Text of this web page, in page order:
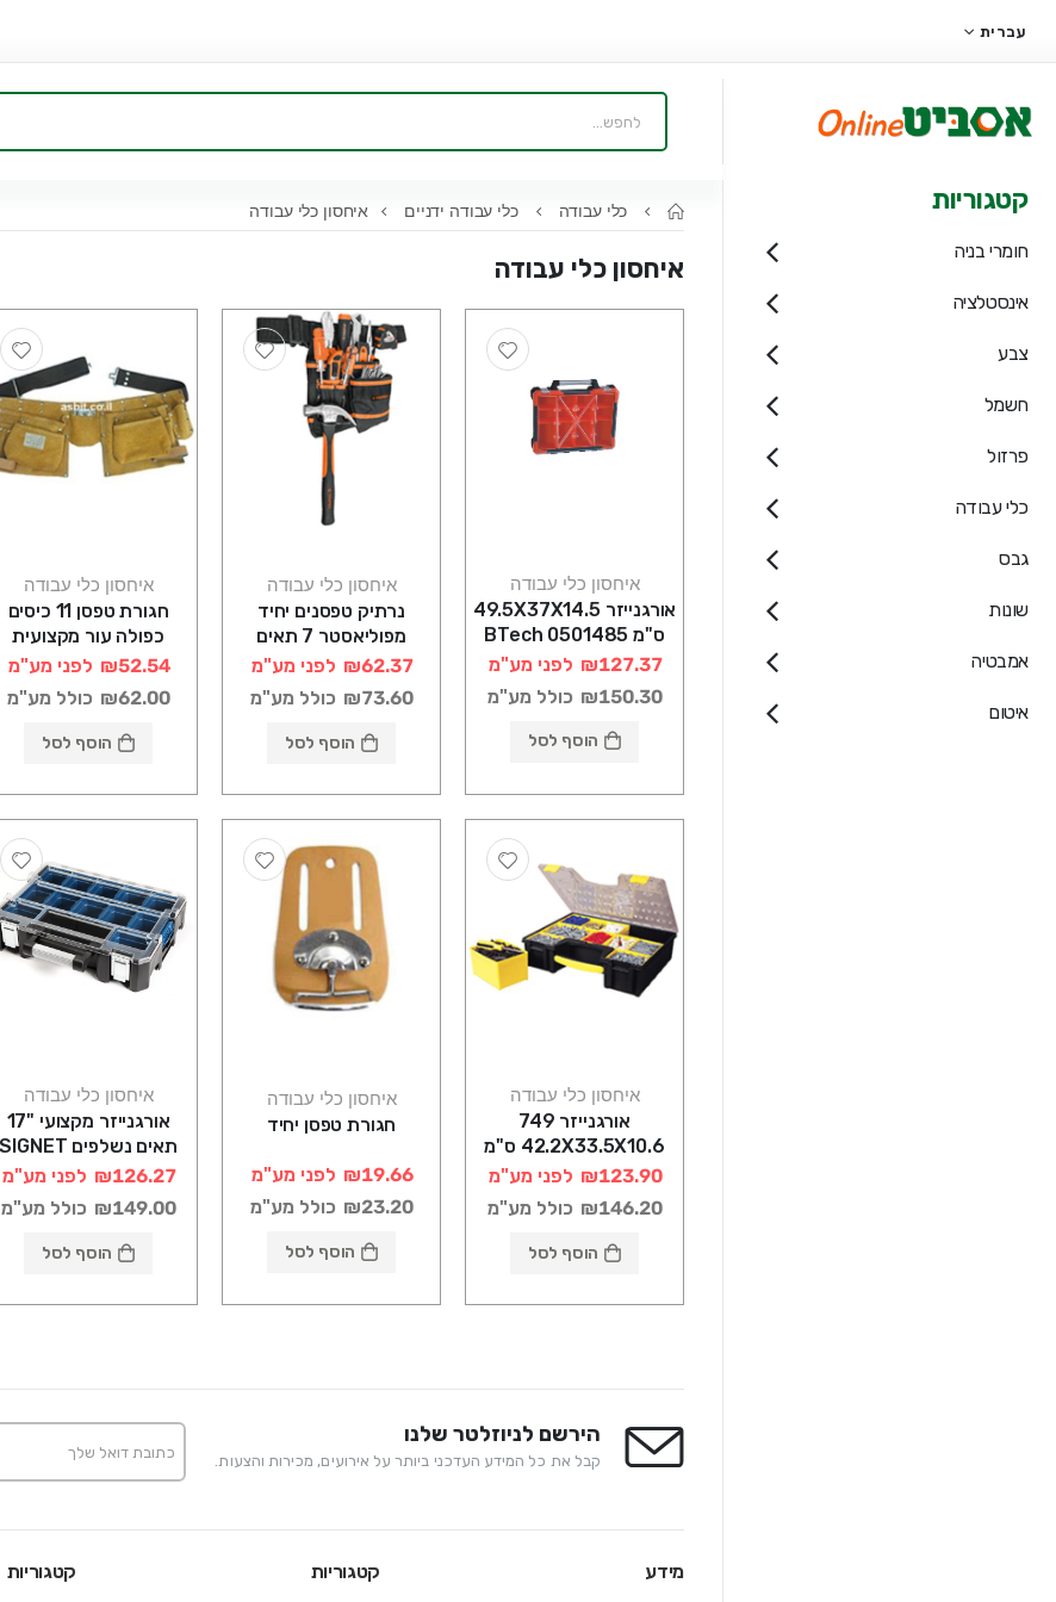
עברית
קטגוריות
חומרי בניה
אינסטלציה
צבע
חשמל
פרזול
כלי עבודה
גבס
שונות
אמבטיה
איטום
כלי עבודה כלי עבודה ידניים איחסון כלי עבודה
איחסון כלי עבודה
איחסון כלי עבודה
אורגנייזר 49.5X37X14.5
ס"מ BTech 0501485
₪127.37 לפני מע"מ
₪150.30 כולל מע"מ
הוסף לסל
איחסון כלי עבודה
נרתיק טפסנים יחיד
מפוליאסטר 7 תאים
TRUPER₪62.37 לפני מע"מ
₪73.60 כולל מע"מ
הוסף לסל
איחסון כלי עבודה
חגורת טפסן 11 כיסים
כפולה עור מקצועית
₪52.54 לפני מע"מ
₪62.00 כולל מע"מ
הוסף לסל
איחסון כלי עבודה
אורגנייזר 749
42.2X33.5X10.6 ס"מ
STANLEY₪123.90 לפני מע"מ
₪146.20 כולל מע"מ
הוסף לסל
איחסון כלי עבודה
חגורת טפסן יחיד
₪19.66 לפני מע"מ
₪23.20 כולל מע"מ
הוסף לסל
איחסון כלי עבודה
אורגנייזר מקצועי "17
תאים נשלפים SIGNET
₪126.27 לפני מע"מ
₪149.00 כולל מע"מ
הוסף לסל
הירשם לניוזלטר שלנו
קבל את כל המידע העדכני ביותר על אירועים, מכירות והצעות.
מידע קטגוריות קטגוריות